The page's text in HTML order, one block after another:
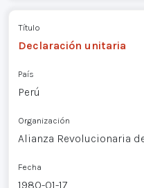
Título
Declaración unitaria
País
Perú
Organización
Alianza Revolucionaria
Fecha
1980-01-17